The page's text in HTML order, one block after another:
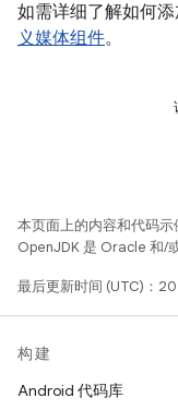
如需详细了解如何
义媒体组件。
本页面上的内容和代码示
OpenJDK 是 Oracle 和/
最后更新时间 (UTC)：
构建
Android 代码库